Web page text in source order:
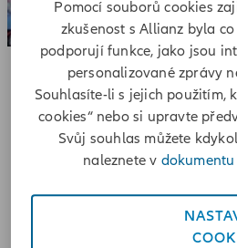
ProjektČeského
týmu,který přivádí
děti do světa
Pomocí souborů cookies
zkušenost s Allianz byla
podporují funkce, jako jsou
personalizované zprávy
Souhlasíte-li s jejich použitím,
cookies“ nebo si upravte
Svůj souhlas můžete
naleznete v